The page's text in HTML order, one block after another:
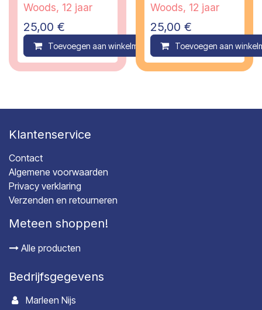
Woods, 12 jaar
25,00 €
Toevoegen aan winkelmandje Compare
Woods, 12 jaar
25,00 €
Toevoegen aan
Klantenservice
Contact
Algemene voorwaarden
Privacy verklaring
Verzenden en retourneren
Meteen shoppen!
Alle producten
Bedrijfsgegevens
Marleen Nijs